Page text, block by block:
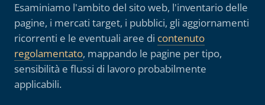
Esaminiamo l'ambito del sito web, l'inventario delle
pagine, i mercati target, i pubblici, gli aggiornamenti
ricorrenti e le eventuali aree di contenuto
regolamentato, mappando le pagine per tipo,
sensibilità e flussi di lavoro probabilmente
applicabili.